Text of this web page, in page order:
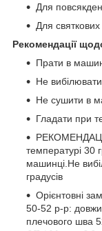
Для
Для святкових
Рекомендації
Прати в
Не вибілювати
Не сушити в
Гладати при
температурі 30
машинці.Не
градусів
Орієнтовні
50-52 р-р:
плечового шва